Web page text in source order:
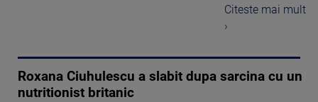
Citeste mai mult
›
Roxana Ciuhulescu a slabit dupa sarcina cu un
nutritionist britanic